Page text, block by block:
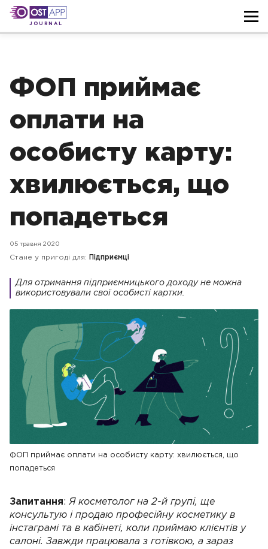
JOURNAL
ФОП приймає
оплати на
особисту карту:
хвилюється, що
попадеться
05 травня 2020
Стане у пригоді для: Підприємці
Для отримання підприємницького доходу не можна
використовували свої особисті картки.
ФОП приймає оплати на особисту карту: хвилюється, що
попадеться
Запитання: Я косметолог на 2-й групі, ще
консультую і продаю професійну косметику в
інстаграмі та в кабінеті, коли приймаю клієнтів у
салоні. Завжди працювала з готівкою, а зараз